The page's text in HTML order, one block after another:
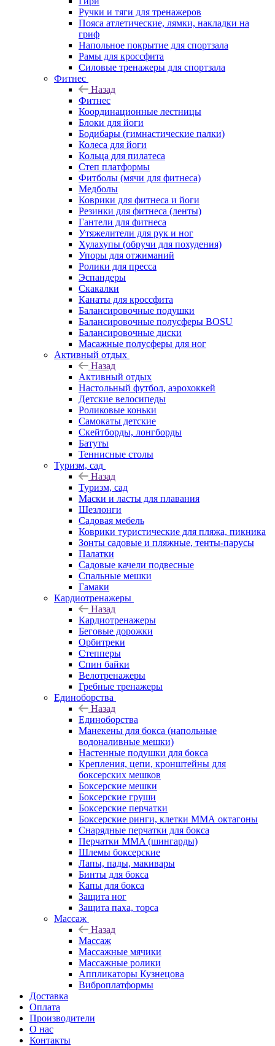
Ручки и тяги для тренажеров
Пояса атлетические, лямки, накладки на
гриф
Напольное покрытие для спортзала
Рамы для кроссфита
Силовые тренажеры для спортзала
Фитнес
Назад
Фитнес
Координационные лестницы
Блоки для йоги
Бодибары (гимнастические палки)
Колеса для йоги
Кольца для пилатеса
Степ платформы
Фитболы (мячи для фитнеса)
Медболы
Коврики для фитнеса и йоги
Резинки для фитнеса (ленты)
Гантели для фитнеса
Утяжелители для рук и ног
Хулахупы (обручи для похудения)
Упоры для отжиманий
Ролики для пресса
Эспандеры
Скакалки
Канаты для кроссфита
Балансировочные подушки
Балансировочные полусферы BOSU
Балансировочные диски
Масажные полусферы для ног
Активный отдых
Назад
Активный отдых
Настольный футбол, аэрохоккей
Детские велосипеды
Роликовые коньки
Самокаты детские
Скейтборды, лонгборды
Батуты
Теннисные столы
Туризм, сад
Назад
Туризм, сад
Маски и ласты для плавания
Шезлонги
Садовая мебель
Коврики туристические для пляжа, пикника
Зонты садовые и пляжные, тенты-парусы
Палатки
Садовые качели подвесные
Спальные мешки
Гамаки
Кардиотренажеры
Назад
Кардиотренажеры
Беговые дорожки
Орбитреки
Степперы
Спин байки
Велотренажеры
Гребные тренажеры
Единоборства
Назад
Единоборства
Манекены для бокса (напольные
водоналивные мешки)
Настенные подушки для бокса
Крепления, цепи, кронштейны для
боксерских мешков
Боксерские мешки
Боксерские груши
Боксерские перчатки
Боксерские ринги, клетки ММА октагоны
Снарядные перчатки для бокса
Перчатки MMA (шингарды)
Шлемы боксерские
Лапы, пады, макивары
Бинты для бокса
Капы для бокса
Защита ног
Защита паха, торса
Массаж
Назад
Массаж
Массажные мячики
Массажные ролики
Аппликаторы Кузнецова
Виброплатформы
Доставка
Оплата
Производители
О нас
Контакты